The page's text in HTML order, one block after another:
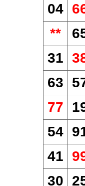
04
**
31
63
77
54
41
30